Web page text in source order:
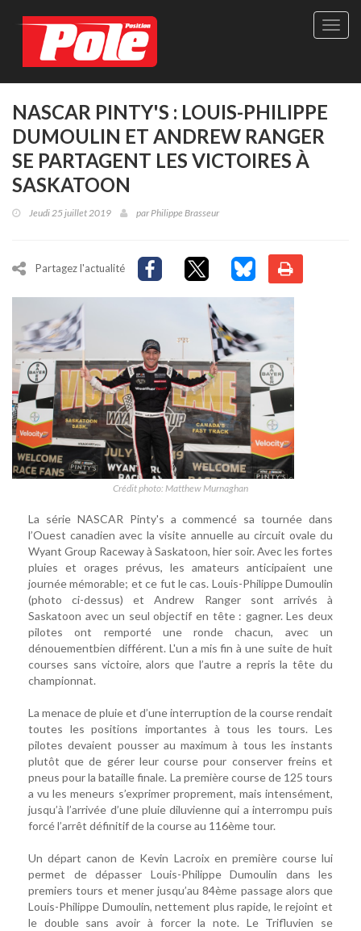
Site
NASCAR PINTY'S : LOUIS-PHILIPPE
DUMOULIN ET ANDREW RANGER
SE PARTAGENT LES VICTOIRES À
SASKATOON
Jeudi 25 juillet 2019 parPhilippe Brasseur
Partagez l'actualité
Crédit photo: Matthew Murnaghan
La série NASCAR Pinty's a commencé sa tournée dans
l’Ouest canadien avec la visite annuelle au circuit ovale du
Wyant Group Raceway à Saskatoon, hier soir. Avec les fortes
pluies et orages prévus, les amateurs anticipaient une
journée mémorable; et ce fut le cas. Louis-Philippe Dumoulin
(photo ci-dessus) et Andrew Ranger sont arrivés à
Saskatoon avec un seul objectif en tête : gagner. Les deux
pilotes ont remporté une ronde chacun, avec un
dénouementbien différent. L'un a mis fin à une suite de huit
courses sans victoire, alors que l’autre a repris la tête du
championnat.
La menace de pluie et d’une interruption de la course rendait
toutes les positions importantes à tous les tours. Les
pilotes devaient pousser au maximum à tous les instants
plutôt que de gérer leur course pour conserver freins et
pneus pour la bataille finale. La première course de 125 tours
a vu les meneurs s’exprimer proprement, mais intensément,
jusqu’à l’arrivée d’une pluie diluvienne qui a interrompu puis
forcé l’arrêt définitif de la course au 116ème tour.
Un départ canon de Kevin Lacroix en première course lui
permet de dépasser Louis-Philippe Dumoulin dans les
premiers tours et mener jusqu’au 84ème passage alors que
Louis-Philippe Dumoulin, nettement plus rapide, le rejoint et
le double sans avoir à forcer la note. Le Trifluvien se